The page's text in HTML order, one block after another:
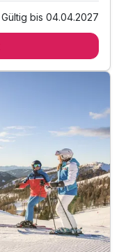
Gültig bis 04.04.2027